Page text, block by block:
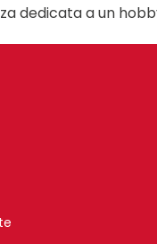
dedicata a un